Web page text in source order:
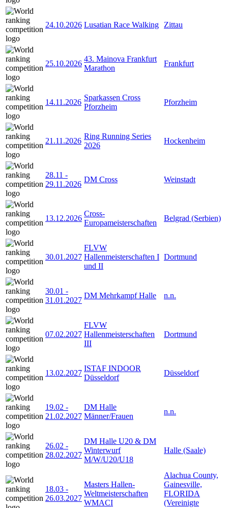
24.10.2026 Lusatian Race Walking Zittau
25.10.2026
43. Mainova Frankfurt
Marathon
Frankfurt
14.11.2026
Sparkassen Cross
Pforzheim
Pforzheim
21.11.2026
Ring Running Series
2026
Hockenheim
28.11 -
29.11.2026
DM Cross Weinstadt
13.12.2026
Cross-
Europameisterschaften
Belgrad (Serbien)
30.01.2027
FLVW
Hallenmeisterschaften I
und II
Dortmund
30.01 -
31.01.2027
DM Mehrkampf Halle n.n.
07.02.2027
FLVW
Hallenmeisterschaften
III
Dortmund
13.02.2027
ISTAF INDOOR
Düsseldorf
Düsseldorf
19.02 -
21.02.2027
DM Halle
Männer/Frauen
n.n.
26.02 -
28.02.2027
DM Halle U20 & DM
Winterwurf
M/W/U20/U18
Halle (Saale)
18.03 -
26.03.2027
Masters Hallen-
Weltmeisterschaften
WMACI
Alachua County,
Gainesville,
FLORIDA
(Vereinigte